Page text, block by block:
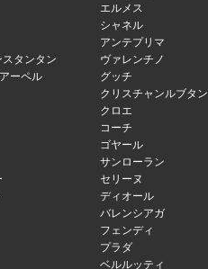
タンタン
ーペル
エルメス
シャネル
アンテプリマ
ヴァレンチノ
グッチ
クリスチャンルブタン
クロエ
コーチ
ゴヤール
サンローラン
セリーヌ
ディオール
バレンシアガ
フェンディ
プラダ
ベルルッティ